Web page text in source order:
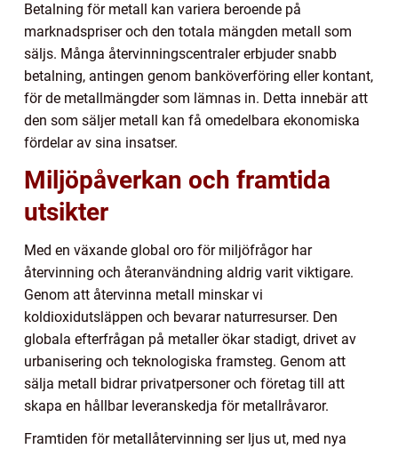
Betalning för metall kan variera beroende på
marknadspriser och den totala mängden metall som
säljs. Många återvinningscentraler erbjuder snabb
betalning, antingen genom banköverföring eller kontant,
för de metallmängder som lämnas in. Detta innebär att
den som säljer metall kan få omedelbara ekonomiska
fördelar av sina insatser.
Miljöpåverkan och framtida
utsikter
Med en växande global oro för miljöfrågor har
återvinning och återanvändning aldrig varit viktigare.
Genom att återvinna metall minskar vi
koldioxidutsläppen och bevarar naturresurser. Den
globala efterfrågan på metaller ökar stadigt, drivet av
urbanisering och teknologiska framsteg. Genom att
sälja metall bidrar privatpersoner och företag till att
skapa en hållbar leveranskedja för metallråvaror.
Framtiden för metallåtervinning ser ljus ut, med nya